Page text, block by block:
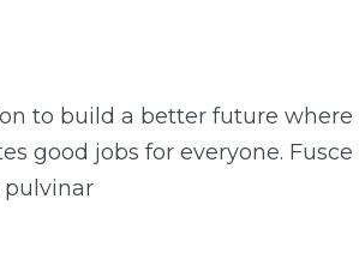
to build a better future where
good jobs for everyone. Fusce
pulvinar